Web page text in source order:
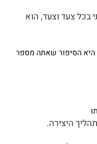
בכל צעד וצעד, הוא
היא הסיפור שאתה מספר
היצירה.